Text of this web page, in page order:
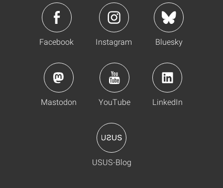
Facebook Instagram Bluesky
Mastodon YouTube LinkedIn
USUS-Blog